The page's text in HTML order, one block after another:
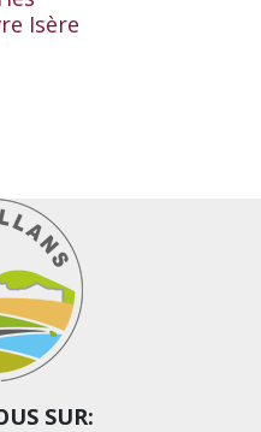
Isère
SUR: